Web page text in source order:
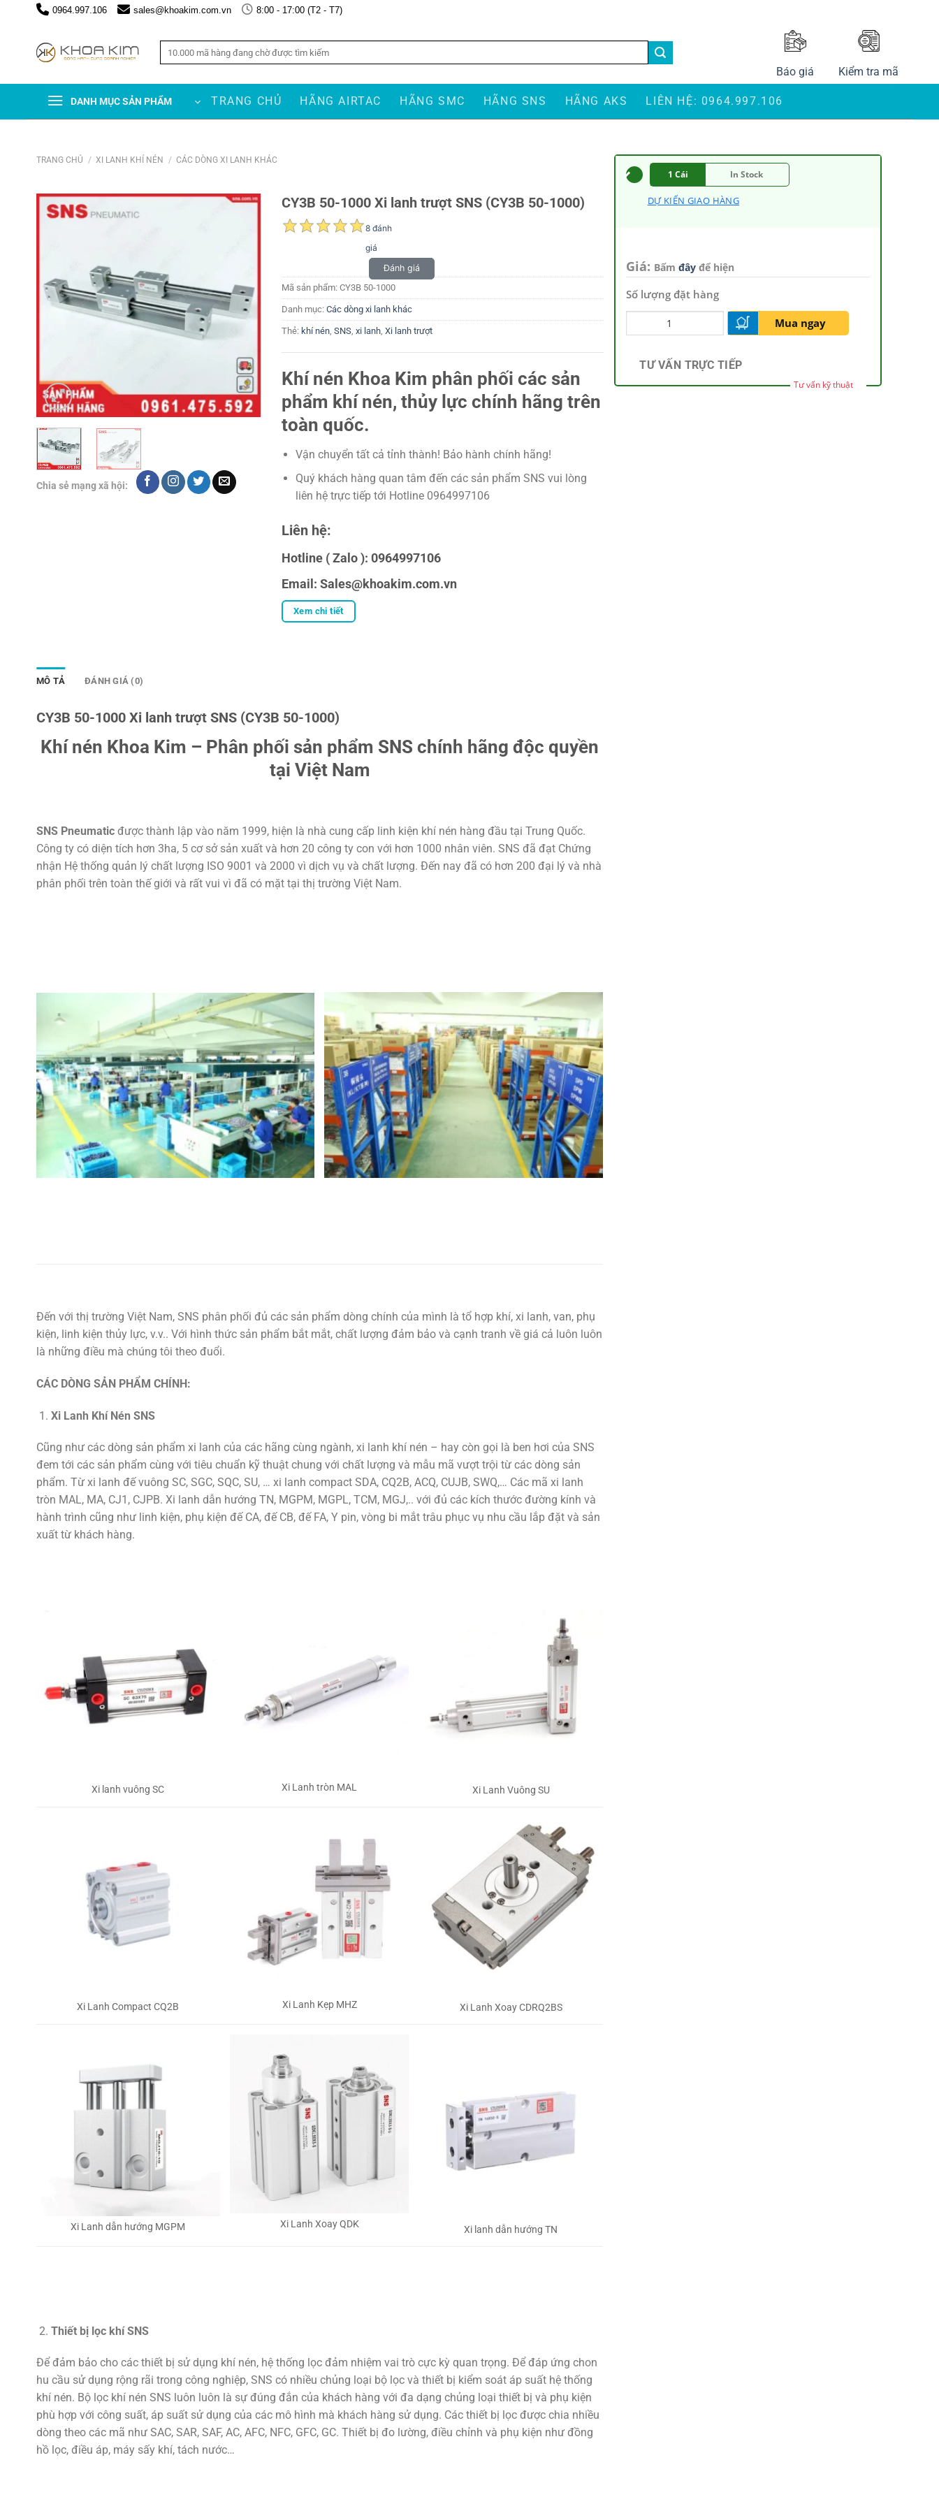
0964.997.106 sales@khoakim.com.vn 8:00 - 17:00 (T2 - T7)
Báo giá Kiểm tra mã
DANH MỤC SẢN PHẨM TRANG CHỦ HÃNG AIRTAC HÃNG SMC HÃNG SNS HÃNG AKS LIÊN HỆ: 0964.997.106
TRANG CHỦ / XI LANH KHÍ NÉN / CÁC DÒNG XI LANH KHÁC
Chia sẻ mạng xã hội:
CY3B 50-1000 Xi lanh trượt SNS (CY3B 50-1000)
8 đánh
giá
Đánh giá
Mã sản phẩm: CY3B 50-1000
Danh mục: Các dòng xi lanh khác
Thẻ: khí nén, SNS, xi lanh, Xi lanh trượt
Khí nén Khoa Kim phân phối các sản
phẩm khí nén, thủy lực chính hãng trên
toàn quốc.
Vận chuyển tất cả tỉnh thành! Bảo hành chính hãng!
Quý khách hàng quan tâm đến các sản phẩm SNS vui lòng
liên hệ trực tiếp tới Hotline 0964997106
Liên hệ:
Hotline ( Zalo ): 0964997106
Email: Sales@khoakim.com.vn
Xem chi tiết
MÔ TẢ ĐÁNH GIÁ (0)
CY3B 50-1000 Xi lanh trượt SNS (CY3B 50-1000)
Khí nén Khoa Kim – Phân phối sản phẩm SNS chính hãng độc quyền
tại Việt Nam
SNS Pneumatic được thành lập vào năm 1999, hiện là nhà cung cấp linh kiện khí nén hàng đầu tại Trung Quốc.
Công ty có diện tích hơn 3ha, 5 cơ sở sản xuất và hơn 20 công ty con với hơn 1000 nhân viên. SNS đã đạt Chứng
nhận Hệ thống quản lý chất lượng ISO 9001 và 2000 vì dịch vụ và chất lượng. Đến nay đã có hơn 200 đại lý và nhà
phân phối trên toàn thế giới và rất vui vì đã có mặt tại thị trường Việt Nam.
Đến với thị trường Việt Nam, SNS phân phối đủ các sản phẩm dòng chính của mình là tổ hợp khí, xi lanh, van, phụ
kiện, linh kiện thủy lực, v.v.. Với hình thức sản phẩm bắt mắt, chất lượng đảm bảo và cạnh tranh về giá cả luôn luôn
là những điều mà chúng tôi theo đuổi.
CÁC DÒNG SẢN PHẨM CHÍNH:
Xi Lanh Khí Nén SNS
Cũng như các dòng sản phẩm xi lanh của các hãng cùng ngành, xi lanh khí nén – hay còn gọi là ben hơi của SNS
đem tới các sản phẩm cùng với tiêu chuẩn kỹ thuật chung với chất lượng và mẫu mã vượt trội từ các dòng sản
phẩm. Từ xi lanh đế vuông SC, SGC, SQC, SU, … xi lanh compact SDA, CQ2B, ACQ, CUJB, SWQ,… Các mã xi lanh
tròn MAL, MA, CJ1, CJPB. Xi lanh dẫn hướng TN, MGPM, MGPL, TCM, MGJ,.. với đủ các kích thước đường kính và
hành trình cũng như linh kiện, phụ kiện đế CA, đế CB, đế FA, Y pin, vòng bi mắt trâu phục vụ nhu cầu lắp đặt và sản
xuất từ khách hàng.
Xi lanh vuông SC Xi Lanh tròn MAL Xi Lanh Vuông SU
Xi Lanh Compact CQ2B Xi Lanh Kẹp MHZ Xi Lanh Xoay CDRQ2BS
Xi Lanh dẫn hướng MGPM Xi Lanh Xoay QDK Xi lanh dẫn hướng TN
Thiết bị lọc khí SNS
Để đảm bảo cho các thiết bị sử dụng khí nén, hệ thống lọc đảm nhiệm vai trò cực kỳ quan trọng. Để đáp ứng chon
hu cầu sử dụng rộng rãi trong công nghiệp, SNS có nhiều chủng loại bộ lọc và thiết bị kiểm soát áp suất hệ thống
khí nén. Bộ lọc khí nén SNS luôn luôn là sự đúng đắn của khách hàng với đa dạng chủng loại thiết bị và phụ kiện
phù hợp với công suất, áp suất sử dụng của các mô hình mà khách hàng sử dụng. Các thiết bị lọc được chia nhiều
dòng theo các mã như SAC, SAR, SAF, AC, AFC, NFC, GFC, GC. Thiết bị đo lường, điều chỉnh và phụ kiện như đồng
hồ lọc, điều áp, máy sấy khí, tách nước…
1 Cái In Stock
DỰ KIẾN GIAO HÀNG
Giá: Bấm đâyđể hiện
Số lượng đặt hàng
Mua ngay
TƯ VẤN TRỰC TIẾP
Tư vấn kỹ thuật